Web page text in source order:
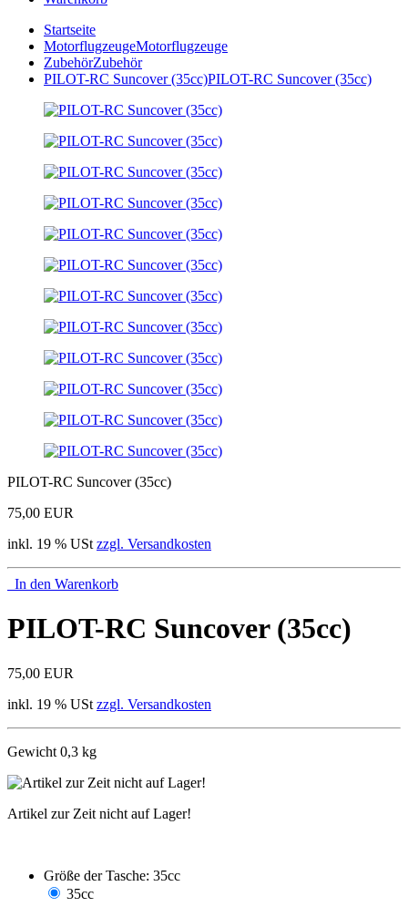
Startseite
MotorflugzeugeMotorflugzeuge
ZubehörZubehör
PILOT-RC Suncover (35cc)PILOT-RC Suncover (35cc)
PILOT-RC Suncover (35cc)
75,00 EUR
inkl. 19 % USt zzgl. Versandkosten
In den Warenkorb
PILOT-RC Suncover (35cc)
75,00 EUR
inkl. 19 % USt zzgl. Versandkosten
Gewicht 0,3 kg
Artikel zur Zeit nicht auf Lager!
Größe der Tasche: 35cc
35cc